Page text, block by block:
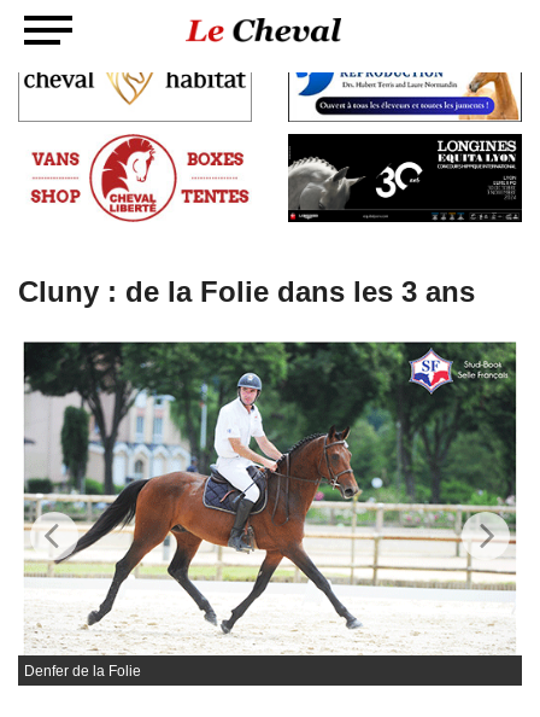
Cluny : de la Folie dans les 3 ans
Denfer de la Folie